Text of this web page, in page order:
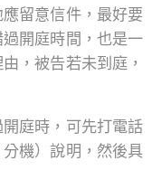
留意信件，最好要
開庭時間，也是一
，被告若未到庭，
庭時，可先打電話
機）說明，然後具